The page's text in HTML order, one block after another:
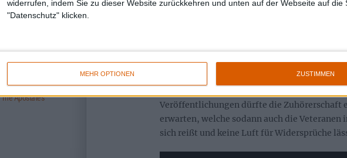
widerrufen, indem Sie zu dieser Website zurückkehren und unten auf der Webseite auf die
"Datenschutz" klicken.
MEHR OPTIONEN ZUSTIMMEN
ANTRISCH meistern mit „Expedition I:
erste Etappe des schwarzmetallischen
zahlreiche reizvolle Ideen, deren
Veröffentlichungen dürfte die Zuhörerschaft
erwarten, welche sodann auch die Veteranen
sich reißt und keine Luft für Widersprüche
Glorior Belli
The Apostates